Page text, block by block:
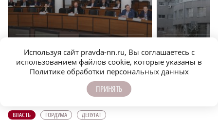
Депутаты городской Думы предложили
продлить реализацию программы по монтажу
Депутаты
имущественной
ВЛАСТЬ ГОРДУМА ДЕПУТАТ
Используя сайт pravda-nn.ru, Вы соглашаетесь с
использованием файлов cookie, которые указаны в
Политике обработки персональных данных
ПРИНЯТЬ